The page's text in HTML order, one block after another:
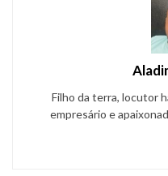
Filho da terra, locutor
empresário e